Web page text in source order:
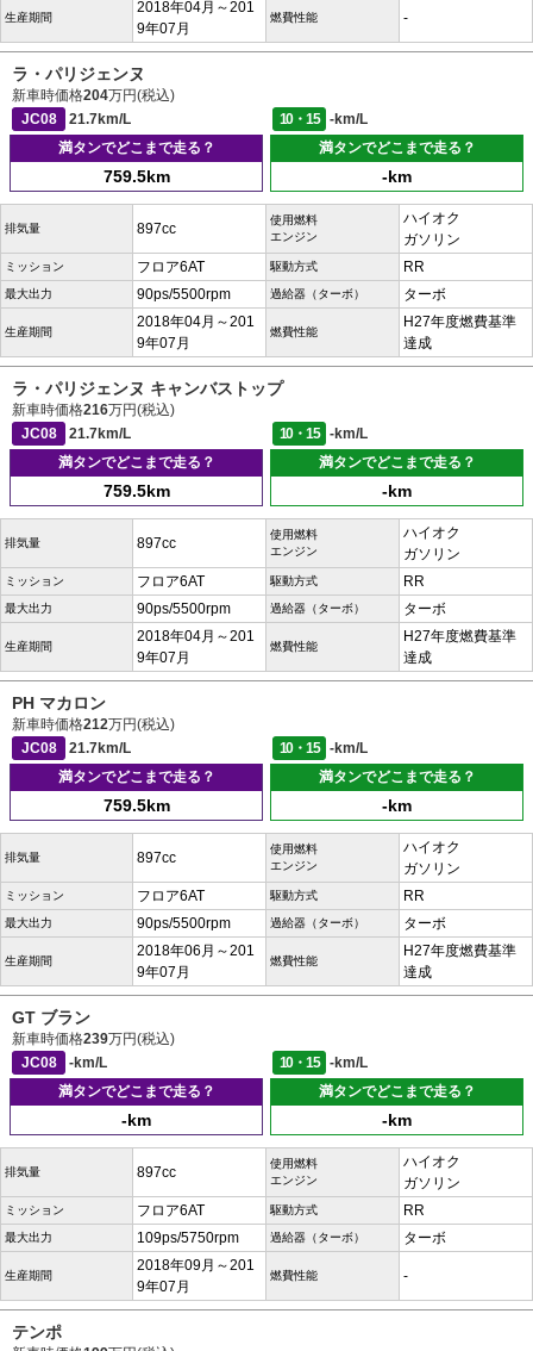
生産期間
2018年04月～201
9年07月
燃費性能 -
ラ・パリジェンヌ
新車時価格204万円(税込)
JC08
21.7km/L 10・15
-km/L
満タンでどこまで走る？
759.5km
満タンでどこまで走る？
-km
排気量 897cc
使用燃料
エンジン
ハイオク
ガソリン
ミッション フロア6AT 駆動方式 RR
最大出力 90ps/5500rpm 過給器（ターボ） ターボ
生産期間
2018年04月～201
9年07月
燃費性能
H27年度燃費基準
達成
ラ・パリジェンヌ キャンバストップ
新車時価格216万円(税込)
JC08
21.7km/L 10・15
-km/L
満タンでどこまで走る？
759.5km
満タンでどこまで走る？
-km
排気量 897cc
使用燃料
エンジン
ハイオク
ガソリン
ミッション フロア6AT 駆動方式 RR
最大出力 90ps/5500rpm 過給器（ターボ） ターボ
生産期間
2018年04月～201
9年07月
燃費性能
H27年度燃費基準
達成
PH マカロン
新車時価格212万円(税込)
JC08
21.7km/L 10・15
-km/L
満タンでどこまで走る？
759.5km
満タンでどこまで走る？
-km
排気量 897cc
使用燃料
エンジン
ハイオク
ガソリン
ミッション フロア6AT 駆動方式 RR
最大出力 90ps/5500rpm 過給器（ターボ） ターボ
生産期間
2018年06月～201
9年07月
燃費性能
H27年度燃費基準
達成
GT ブラン
新車時価格239万円(税込)
JC08
-km/L 10・15
-km/L
満タンでどこまで走る？
-km
満タンでどこまで走る？
-km
排気量 897cc
使用燃料
エンジン
ハイオク
ガソリン
ミッション フロア6AT 駆動方式 RR
最大出力 109ps/5750rpm 過給器（ターボ） ターボ
生産期間
2018年09月～201
9年07月
燃費性能 -
テンポ